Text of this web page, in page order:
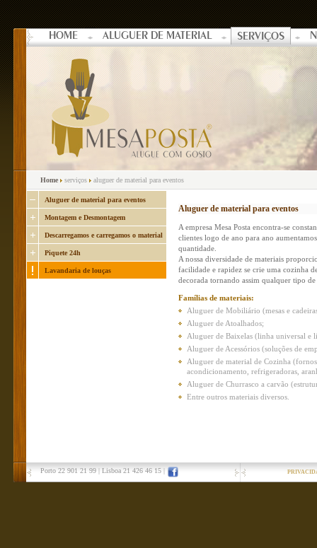
HOME ALUGUER DE MATERIAL SERVIÇOS
Home serviços aluguer de material para eventos
Aluguer de material para eventos
Montagem e Desmontagem
Descarregamos e carregamos o material
Piquete 24h
Lavandaria de louças
Aluguer de material para eventos
A empresa Mesa Posta encontra-se
clientes logo de ano para ano
quantidade.
A nossa diversidade de materiais
facilidade e rapidez se crie uma cozinha
decorada tornando assim qualquer tipo
Famílias de materiais:
Aluguer de Mobiliário (mesas e
Aluguer de Atoalhados;
Aluguer de Baixelas (linha universal e
Aluguer de Acessórios (soluções de
Aluguer de material de Cozinha
acondicionamento, refrigeradoras,
Aluguer de Churrasco a carvão
Entre outros materiais diversos.
Porto 22 901 21 99 Lisboa 21 426 46 15